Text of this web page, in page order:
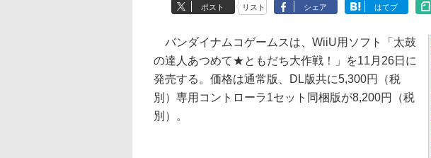
ポスト リスト シェア はてブ
バンダイナムコゲームスは、WiiU用ソフト「太鼓
の達人あつめて★ともだち大作戦！」を11月26日に
発売する。価格は通常版、DL版共に5,300円（税
別）専用コントローラ1セット同梱版が8,200円（税
別）。